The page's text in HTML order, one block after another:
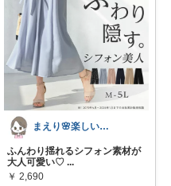
まえり🌸楽しい暮らし🍀
ふんわり揺れるシフォン素材が
大人可愛い♡ ...
￥ 2,690